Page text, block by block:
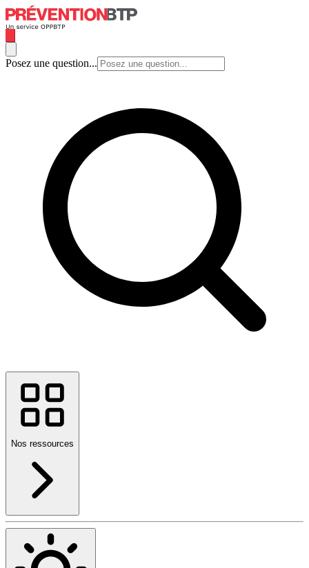
Posez une question...
Nos ressources